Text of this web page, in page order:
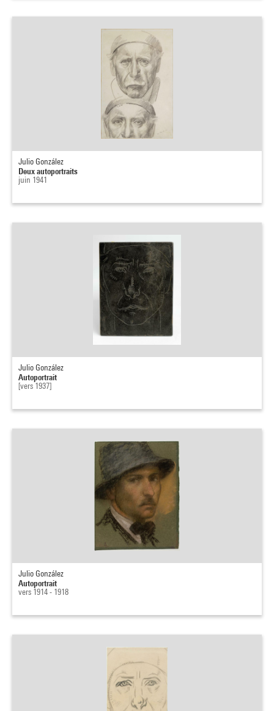
Julio González
Deux autoportraits
juin 1941
Julio González
Autoportrait
[vers 1937]
Julio González
Autoportrait
vers 1914 - 1918